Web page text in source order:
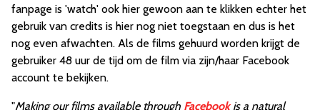
fanpage is 'watch' ook hier gewoon aan te klikken echter het
gebruik van credits is hier nog niet toegstaan en dus is het
nog even afwachten. Als de films gehuurd worden krijgt de
gebruiker 48 uur de tijd om de film via zijn/haar Facebook
account te bekijken.
"Making our films available through Facebookis a natural